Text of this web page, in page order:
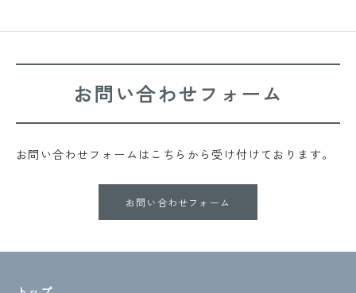
お問い合わせフォーム
お問い合わせフォームはこちらから受け付けております。
お問い合わせフォーム